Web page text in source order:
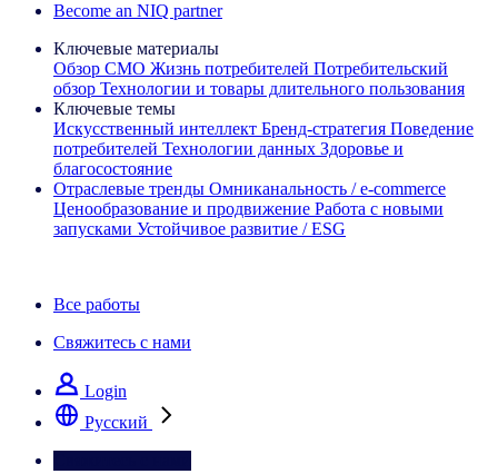
Become an NIQ partner
Ключевые материалы
Обзор CMO Жизнь потребителей Потребительский
обзор Технологии и товары длительного пользования
Ключевые темы
Искусственный интеллект Бренд‑стратегия Поведение
потребителей Технологии данных Здоровье и
благосостояние
Отраслевые тренды Омниканальность / e‑commerce
Ценообразование и продвижение Работа с новыми
запусками Устойчивое развитие / ESG
Все работы
Свяжитесь с нами
Login
Pусский